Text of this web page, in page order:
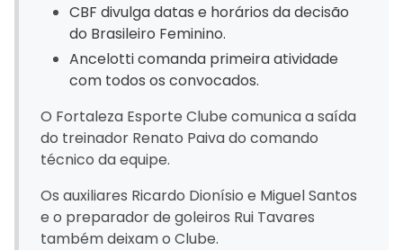
CBF divulga datas e horários da decisão
do Brasileiro Feminino.
Ancelotti comanda primeira atividade
com todos os convocados.
O Fortaleza Esporte Clube comunica a saída
do treinador Renato Paiva do comando
técnico da equipe.
Os auxiliares Ricardo Dionísio e Miguel Santos
e o preparador de goleiros Rui Tavares
também deixam o Clube.